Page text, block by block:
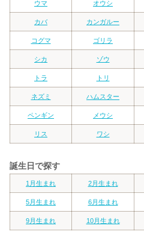
ウマ オウシ
カバ カンガルー
コグマ ゴリラ
シカ ゾウ
トラ トリ
ネズミ ハムスター
ペンギン メウシ
リス ワシ
誕生日で探す
1月生まれ 2月生まれ
5月生まれ 6月生まれ
9月生まれ 10月生まれ